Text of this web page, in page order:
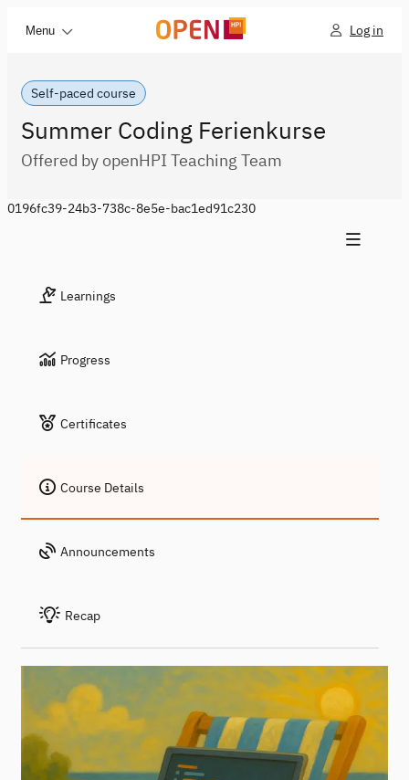
Menu Log in
Self-paced course
Summer Coding Ferienkurse
Offered by openHPI Teaching Team
0196fc39-24b3-738c-8e5e-bac1ed91c230
Learnings
Progress
Certificates
Course Details
Announcements
Recap